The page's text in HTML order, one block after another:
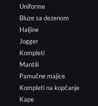
Uniforme
Bluze sa dezenom
Haljine
Jogger
Kompleti
Mantili
Pamučne majice
Kompleti na kopčanje
Kape